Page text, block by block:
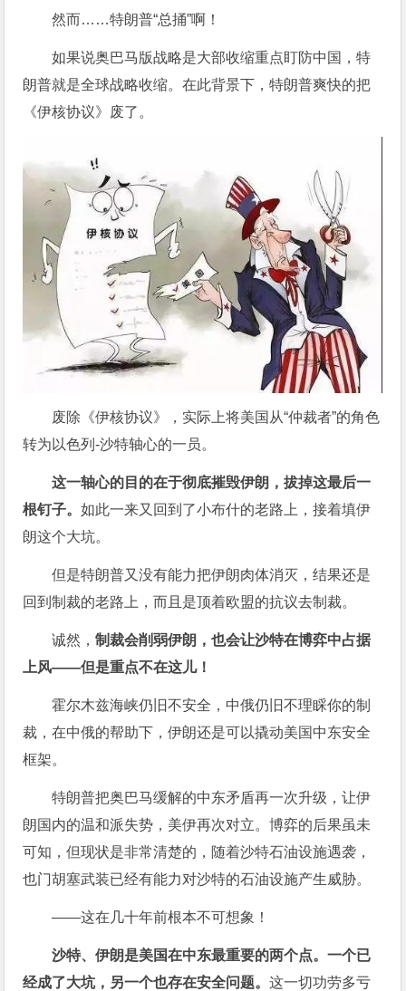
然而……特朗普“总捅”啊！
如果说奥巴马版战略是大部收缩重点盯防中国，特
朗普就是全球战略收缩。在此背景下，特朗普爽快的把
《伊核协议》废了。
废除《伊核协议》，实际上将美国从“仲裁者”的角色
转为以色列-沙特轴心的一员。
这一轴心的目的在于彻底摧毁伊朗，拔掉这最后一
根钉子。如此一来又回到了小布什的老路上，接着填伊
朗这个大坑。
但是特朗普又没有能力把伊朗肉体消灭，结果还是
回到制裁的老路上，而且是顶着欧盟的抗议去制裁。
诚然，制裁会削弱伊朗，也会让沙特在博弈中占据
上风——但是重点不在这儿！
霍尔木兹海峡仍旧不安全，中俄仍旧不理睬你的制
裁，在中俄的帮助下，伊朗还是可以撬动美国中东安全
框架。
特朗普把奥巴马缓解的中东矛盾再一次升级，让伊
朗国内的温和派失势，美伊再次对立。博弈的后果虽未
可知，但现状是非常清楚的，随着沙特石油设施遇袭，
也门胡塞武装已经有能力对沙特的石油设施产生威胁。
——这在几十年前根本不可想象！
沙特、伊朗是美国在中东最重要的两个点。一个已
经成了大坑，另一个也存在安全问题。这一切功劳多亏